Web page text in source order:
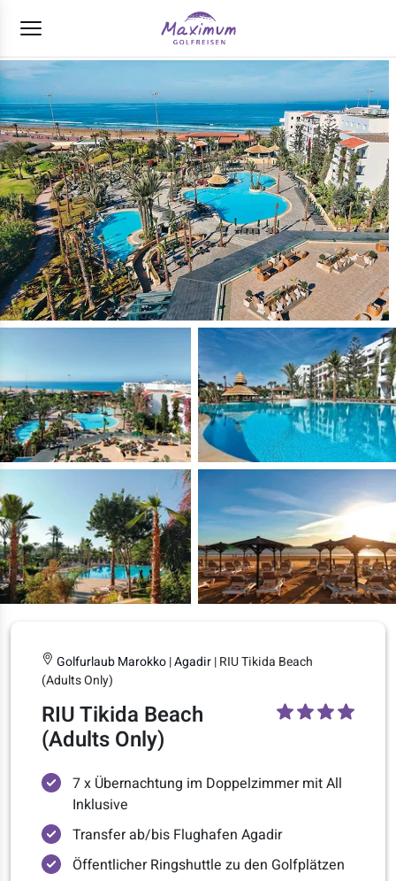
Golfurlaub Marokko|Agadir| RIU Tikida Beach
(Adults Only)
RIU Tikida Beach
(Adults Only)
7 x Übernachtung im Doppelzimmer mit All
Inklusive
Transfer ab/bis Flughafen Agadir
Öffentlicher Ringshuttle zu den Golfplätzen